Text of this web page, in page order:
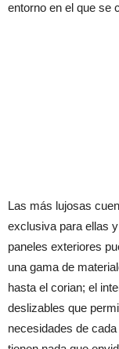
entorno en el que se
Las más lujosas
exclusiva para ellas
paneles exteriores
una gama de
hasta el corian; el
deslizables que
necesidades de